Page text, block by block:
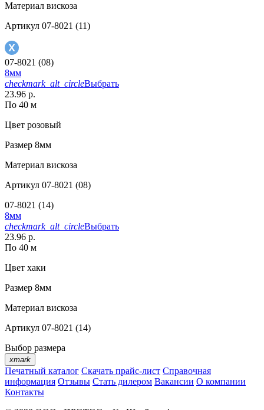
Материал вискоза
Артикул 07-8021 (11)
07-8021 (08)
8мм
checkmark_alt_circleВыбрать
23.96 р.
По 40 м
Цвет розовый
Размер 8мм
Материал вискоза
Артикул 07-8021 (08)
07-8021 (14)
8мм
checkmark_alt_circleВыбрать
23.96 р.
По 40 м
Цвет хаки
Размер 8мм
Материал вискоза
Артикул 07-8021 (14)
Выбор размера
xmark
Печатный каталог Скачать прайс-лист Справочная
информация Отзывы Стать дилером Вакансии О компании
Контакты